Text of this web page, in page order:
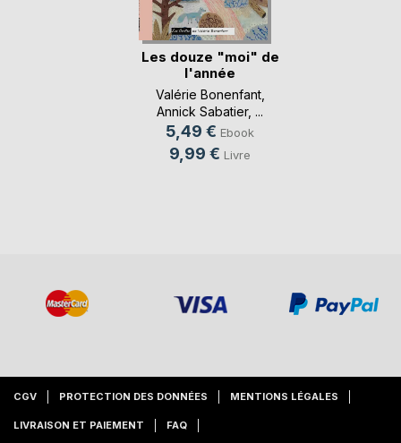
Les douze "moi" de
l'année
Valérie Bonenfant,
Annick Sabatier, ...
5,49 € Ebook
9,99 € Livre
CGV PROTECTION DES DONNÉES MENTIONS LÉGALES
LIVRAISON ET PAIEMENT FAQ